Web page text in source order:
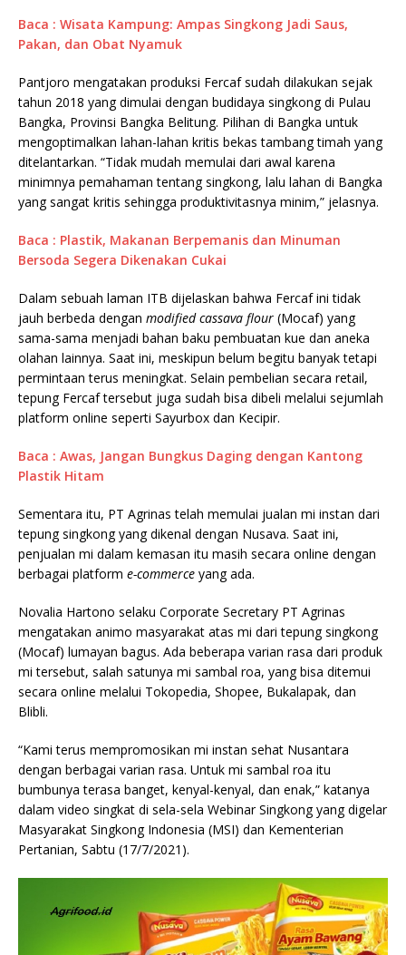
Baca : Wisata Kampung: Ampas Singkong Jadi Saus,
Pakan, dan Obat Nyamuk
Pantjoro mengatakan produksi Fercaf sudah dilakukan sejak
tahun 2018 yang dimulai dengan budidaya singkong di Pulau
Bangka, Provinsi Bangka Belitung. Pilihan di Bangka untuk
mengoptimalkan lahan-lahan kritis bekas tambang timah yang
ditelantarkan. “Tidak mudah memulai dari awal karena
minimnya pemahaman tentang singkong, lalu lahan di Bangka
yang sangat kritis sehingga produktivitasnya minim,” jelasnya.
Baca : Plastik, Makanan Berpemanis dan Minuman
Bersoda Segera Dikenakan Cukai
Dalam sebuah laman ITB dijelaskan bahwa Fercaf ini tidak
jauh berbeda dengan modified cassava flour (Mocaf) yang
sama-sama menjadi bahan baku pembuatan kue dan aneka
olahan lainnya. Saat ini, meskipun belum begitu banyak tetapi
permintaan terus meningkat. Selain pembelian secara retail,
tepung Fercaf tersebut juga sudah bisa dibeli melalui sejumlah
platform online seperti Sayurbox dan Kecipir.
Baca : Awas, Jangan Bungkus Daging dengan Kantong
Plastik Hitam
Sementara itu, PT Agrinas telah memulai jualan mi instan dari
tepung singkong yang dikenal dengan Nusava. Saat ini,
penjualan mi dalam kemasan itu masih secara online dengan
berbagai platform e-commerce yang ada.
Novalia Hartono selaku Corporate Secretary PT Agrinas
mengatakan animo masyarakat atas mi dari tepung singkong
(Mocaf) lumayan bagus. Ada beberapa varian rasa dari produk
mi tersebut, salah satunya mi sambal roa, yang bisa ditemui
secara online melalui Tokopedia, Shopee, Bukalapak, dan
Blibli.
“Kami terus mempromosikan mi instan sehat Nusantara
dengan berbagai varian rasa. Untuk mi sambal roa itu
bumbunya terasa banget, kenyal-kenyal, dan enak,” katanya
dalam video singkat di sela-sela Webinar Singkong yang digelar
Masyarakat Singkong Indonesia (MSI) dan Kementerian
Pertanian, Sabtu (17/7/2021).